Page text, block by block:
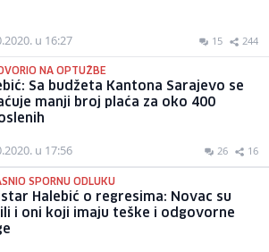
u 16:27 15 244
NA OPTUŽBE
Sa budžeta Kantona Sarajevo se
manji broj plaća za oko 400
u 17:56 26 16
SPORNU ODLUKU
Halebić o regresima: Novac su
i oni koji imaju teške i odgovorne